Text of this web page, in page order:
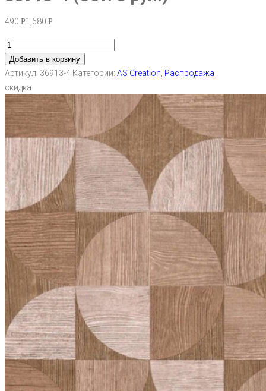
490 Р1,680 Р
Добавить в корзину
Артикул: 36913-4 Категории: AS Creation Распродажа
скидка